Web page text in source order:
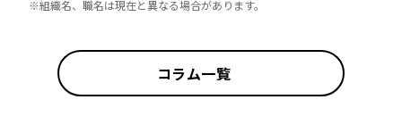
※組織名、職名は現在と異なる場合があります。
コラム一覧